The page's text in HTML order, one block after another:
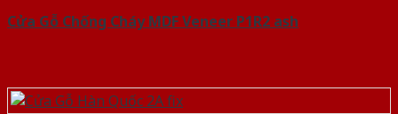
Cửa Gỗ Chống Cháy MDF Veneer P1R2 ash